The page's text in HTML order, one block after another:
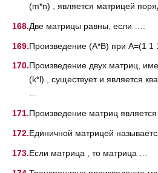
(m*n) , является матрицей
Две матрицы равны, если …:
Произведение (A*B) при A=(1 1
Произведение двух матриц,
(k*l) , существует и является
…
Произведение матриц
Единичной матрицей
Если матрица , то матрица …